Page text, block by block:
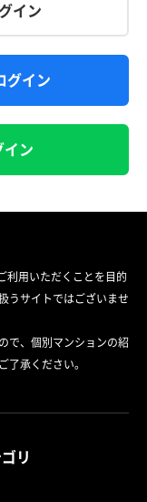
イン
グイン
ン
利用いただくことを目的
うサイトではございませ
で、個別マンションの紹
了承ください。
リ